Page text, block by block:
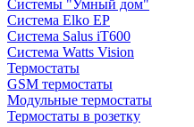
Системы "Умный дом"
Система Elko EP
Система Salus iT600
Система Watts Vision
Термостаты
GSM термостаты
Модульные термостаты
Термостаты в розетку